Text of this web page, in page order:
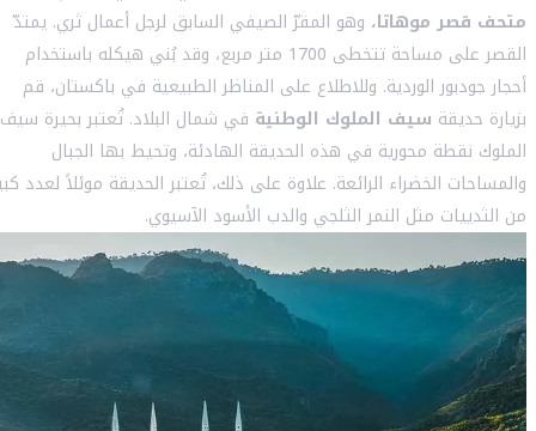
متحف قصر موهاتا، وهو المقرّ الصيفي السابق لرجل أعمال ثري. يمتدّ
القصر على مساحة تتخطى 1700 متر مربع، وقد بُني هيكله باستخدام
أحجار جودبور الوردية. وللاطلاع على المناظر الطبيعية في باكستان، قم
بزيارة حديقة سيف الملوك الوطنية في شمال البلاد. تُعتبر بحيرة سيف
الملوك نقطة محورية في هذه الحديقة الهادئة، وتحيط بها الجبال
والمساحات الخضراء الرائعة. علاوة على ذلك، تُعتبر الحديقة موئلاً لعدد
من الثدييات مثل النمر الثلجي والدب الأسود الآسيوي.